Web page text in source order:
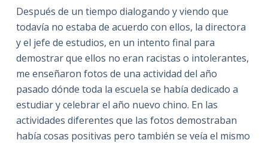
Después de un tiempo dialogando y viendo que
todavía no estaba de acuerdo con ellos, la directora
y el jefe de estudios, en un intento final para
demostrar que ellos no eran racistas o intolerantes,
me enseñaron fotos de una actividad del año
pasado dónde toda la escuela se había dedicado a
estudiar y celebrar el año nuevo chino. En las
actividades diferentes que las fotos demostraban
había cosas positivas pero también se veía el mismo